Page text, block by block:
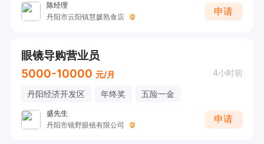
陈经理
丹阳市云阳镇慧媛熟食店
申请
眼镜导购营业员
5000-10000 元/月 4小时前
丹阳经济开发区 年终奖 五险一金
盛先生
丹阳市镜野眼镜有限公司
申请